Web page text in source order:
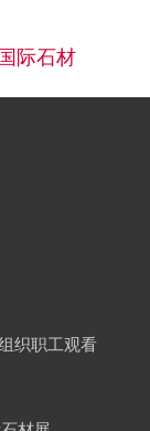
际石材
织职工观看